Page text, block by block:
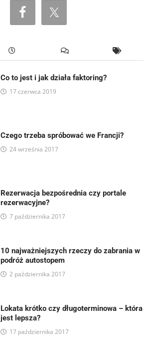
Co to jest i jak działa faktoring?
17 czerwca 2019
Czego trzeba spróbować we Francji?
24 września 2017
Rezerwacja bezpośrednia czy portale
rezerwacyjne?
7 października 2017
10 najważniejszych rzeczy do zabrania w
podróż autostopem
2 października 2017
Lokata krótko czy długoterminowa – która
jest lepsza?
17 października 2017